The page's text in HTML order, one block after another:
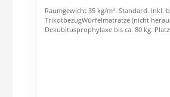
Raumgewicht 35 kg/m³. Standard. Inkl.
TrikotbezugWürfelmatratze (nicht
Dekubitusprophylaxe bis ca. 80 kg.